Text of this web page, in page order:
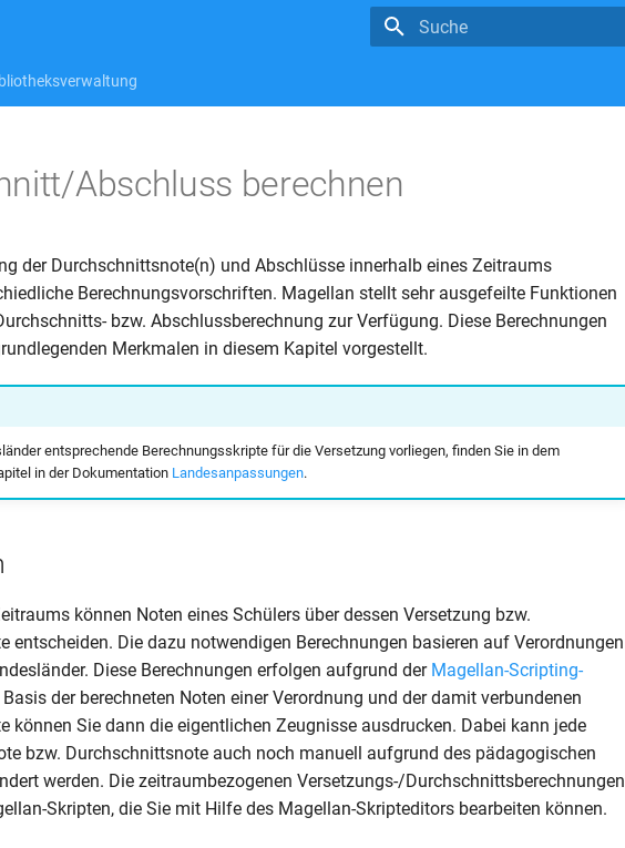
Abschluss berechnen
der Durchschnittsnote(n) und Abschlüsse innerhalb eines Zeitraums
Berechnungsvorschriften. Magellan stellt sehr ausgefeilte Funktionen
bzw. Abschlussberechnung zur Verfügung. Diese Berechnungen
Merkmalen in diesem Kapitel vorgestellt.
entsprechende Berechnungsskripte für die Versetzung vorliegen, finden Sie in dem
in der Dokumentation Landesanpassungen.
können Noten eines Schülers über dessen Versetzung bzw.
entscheiden. Die dazu notwendigen Berechnungen basieren auf Verordnungen
Diese Berechnungen erfolgen aufgrund der Magellan-Scripting-
der berechneten Noten einer Verordnung und der damit verbundenen
können Sie dann die eigentlichen Zeugnisse ausdrucken. Dabei kann jede
bzw. Durchschnittsnote auch noch manuell aufgrund des pädagogischen
werden. Die zeitraumbezogenen Versetzungs-/Durchschnittsberechnungen
Skripten, die Sie mit Hilfe des Magellan-Skripteditors bearbeiten können.